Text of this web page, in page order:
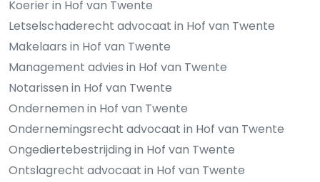
Koerier in Hof van Twente
Letselschaderecht advocaat in Hof van Twente
Makelaars in Hof van Twente
Management advies in Hof van Twente
Notarissen in Hof van Twente
Ondernemen in Hof van Twente
Ondernemingsrecht advocaat in Hof van Twente
Ongediertebestrijding in Hof van Twente
Ontslagrecht advocaat in Hof van Twente